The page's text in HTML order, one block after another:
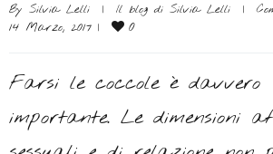
By Silvia Lelli | Il blog di Silvia Lelli |
14 Marzo, 2017 | 0
Farsi le coccole è davvero
importante. Le dimensioni